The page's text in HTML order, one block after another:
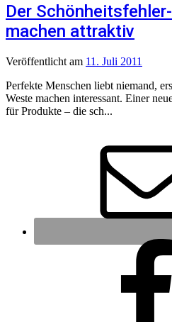
Der
machen attraktiv
Veröffentlicht am 11. Juli 2011
Perfekte Menschen liebt niemand,
Weste machen interessant. Einer
für Produkte – die sch...